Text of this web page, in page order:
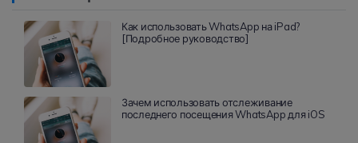
Как использовать WhatsApp на iPad?
[Подробное руководство]
Зачем использовать отслеживание
последнего посещения WhatsApp для iOS